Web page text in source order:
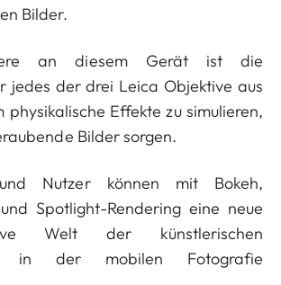
Bilder.
an diesem Gerät ist die
jedes der drei Leica Objektive aus
physikalische Effekte zu simulieren,
Bilder sorgen.
Nutzer können mit Bokeh,
Spotlight-Rendering eine neue
Welt der künstlerischen
in der mobilen Fotografie